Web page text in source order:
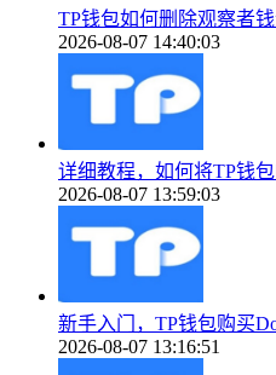
TP钱包如何删除观察者
2026-08-07 14:40:03
详细教程，如何将TP钱
2026-08-07 13:59:03
新手入门，TP钱包购买
2026-08-07 13:16:51